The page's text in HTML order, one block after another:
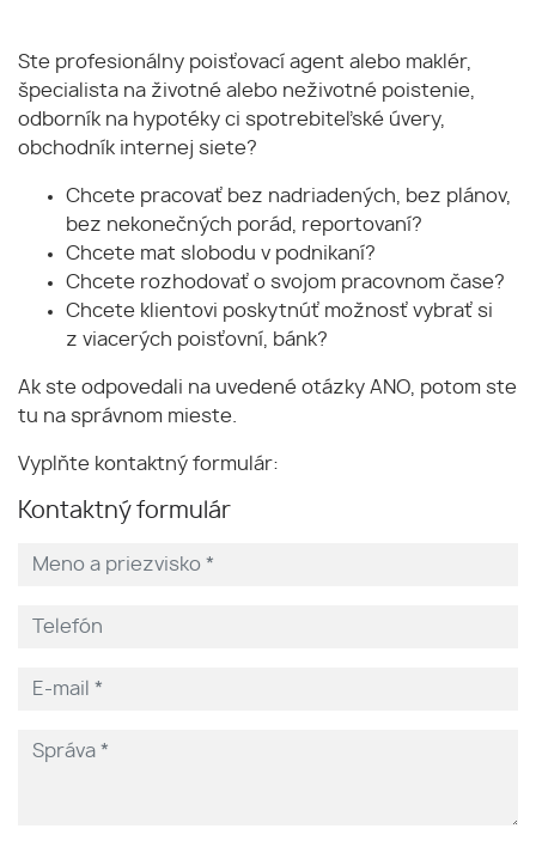
Ste profesionálny poisťovací agent alebo maklér,
špecialista na životné alebo neživotné poistenie,
odborník na hypotéky ci spotrebiteľské úvery,
obchodník internej siete?
Chcete pracovať bez nadriadených, bez plánov,
bez nekonečných porád, reportovaní?
Chcete mat slobodu v podnikaní?
Chcete rozhodovať o svojom pracovnom čase?
Chcete klientovi poskytnúť možnosť vybrať si
z viacerých poisťovní, bánk?
Ak ste odpovedali na uvedené otázky ANO, potom ste
tu na správnom mieste.
Vyplňte kontaktný formulár:
Kontaktný formulár